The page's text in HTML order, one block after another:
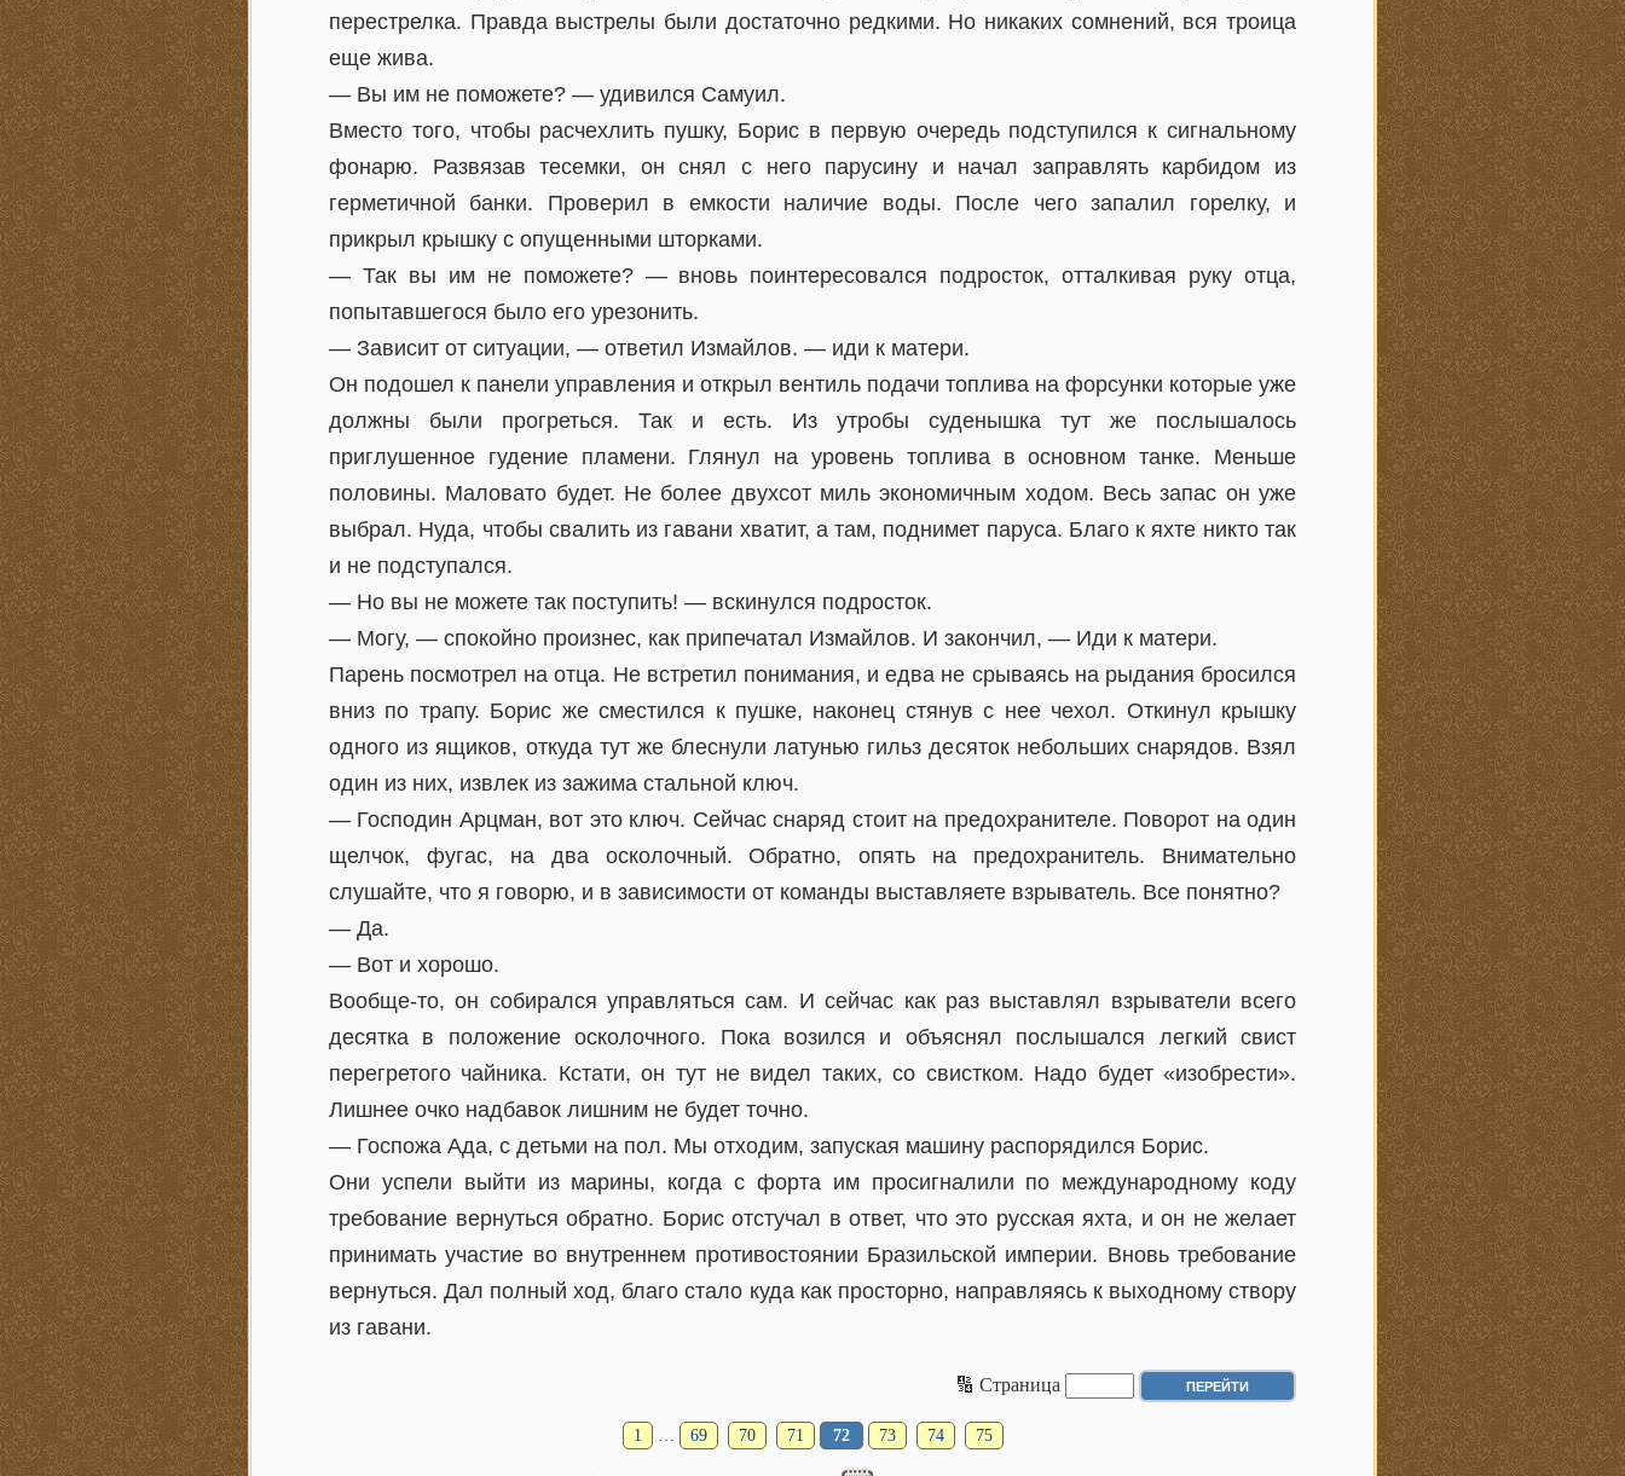
перестрелка. Правда выстрелы были достаточно редкими. Но никаких сомнений, вся троица
еще жива.
— Вы им не поможете? — удивился Самуил.
Вместо того, чтобы расчехлить пушку, Борис в первую очередь подступился к сигнальному
фонарю. Развязав тесемки, он снял с него парусину и начал заправлять карбидом из
герметичной банки. Проверил в емкости наличие воды. После чего запалил горелку, и
прикрыл крышку с опущенными шторками.
— Так вы им не поможете? — вновь поинтересовался подросток, отталкивая руку отца,
попытавшегося было его урезонить.
— Зависит от ситуации, — ответил Измайлов. — иди к матери.
Он подошел к панели управления и открыл вентиль подачи топлива на форсунки которые уже
должны были прогреться. Так и есть. Из утробы суденышка тут же послышалось
приглушенное гудение пламени. Глянул на уровень топлива в основном танке. Меньше
половины. Маловато будет. Не более двухсот миль экономичным ходом. Весь запас он уже
выбрал. Нуда, чтобы свалить из гавани хватит, а там, поднимет паруса. Благо к яхте никто так
и не подступался.
— Но вы не можете так поступить! — вскинулся подросток.
— Могу, — спокойно произнес, как припечатал Измайлов. И закончил, — Иди к матери.
Парень посмотрел на отца. Не встретил понимания, и едва не срываясь на рыдания бросился
вниз по трапу. Борис же сместился к пушке, наконец стянув с нее чехол. Откинул крышку
одного из ящиков, откуда тут же блеснули латунью гильз десяток небольших снарядов. Взял
один из них, извлек из зажима стальной ключ.
— Господин Арцман, вот это ключ. Сейчас снаряд стоит на предохранителе. Поворот на один
щелчок, фугас, на два осколочный. Обратно, опять на предохранитель. Внимательно
слушайте, что я говорю, и в зависимости от команды выставляете взрыватель. Все понятно?
— Да.
— Вот и хорошо.
Вообще-то, он собирался управляться сам. И сейчас как раз выставлял взрыватели всего
десятка в положение осколочного. Пока возился и объяснял послышался легкий свист
перегретого чайника. Кстати, он тут не видел таких, со свистком. Надо будет «изобрести».
Лишнее очко надбавок лишним не будет точно.
— Госпожа Ада, с детьми на пол. Мы отходим, запуская машину распорядился Борис.
Они успели выйти из марины, когда с форта им просигналили по международному коду
требование вернуться обратно. Борис отстучал в ответ, что это русская яхта, и он не желает
принимать участие во внутреннем противостоянии Бразильской империи. Вновь требование
вернуться. Дал полный ход, благо стало куда как просторно, направляясь к выходному створу
из гавани.
🔢 Страница
1 … 69 70 71 72 73 74 75